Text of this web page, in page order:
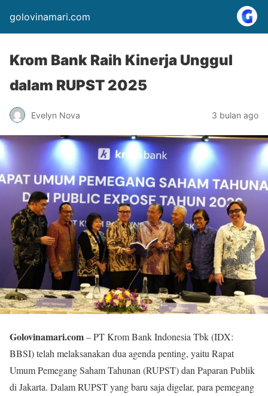
golovinamari.com
Krom Bank Raih Kinerja Unggul
dalam RUPST 2025
Evelyn Nova 3 bulan ago
Golovinamari.com– PT Krom Bank Indonesia Tbk (IDX:
BBSI) telah melaksanakan dua agenda penting, yaitu Rapat
Umum Pemegang Saham Tahunan (RUPST) dan Paparan Publik
di Jakarta. Dalam RUPST yang baru saja digelar, para pemegang